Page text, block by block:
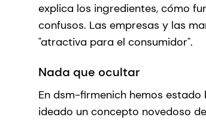
explica los ingredientes, cómo
confusos. Las empresas y las
"atractiva para el consumidor".
Nada que ocultar
En dsm-firmenich hemos
ideado un concepto novedoso